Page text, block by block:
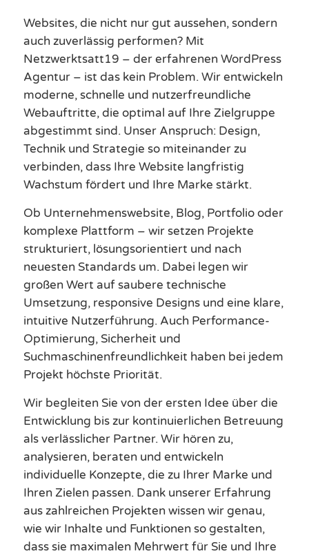
Websites, die nicht nur gut aussehen, sondern
auch zuverlässig performen? Mit
Netzwerktsatt19 – der erfahrenen WordPress
Agentur – ist das kein Problem. Wir entwickeln
moderne, schnelle und nutzerfreundliche
Webauftritte, die optimal auf Ihre Zielgruppe
abgestimmt sind. Unser Anspruch: Design,
Technik und Strategie so miteinander zu
verbinden, dass Ihre Website langfristig
Wachstum fördert und Ihre Marke stärkt.
Ob Unternehmenswebsite, Blog, Portfolio oder
komplexe Plattform – wir setzen Projekte
strukturiert, lösungsorientiert und nach
neuesten Standards um. Dabei legen wir
großen Wert auf saubere technische
Umsetzung, responsive Designs und eine klare,
intuitive Nutzerführung. Auch Performance-
Optimierung, Sicherheit und
Suchmaschinenfreundlichkeit haben bei jedem
Projekt höchste Priorität.
Wir begleiten Sie von der ersten Idee über die
Entwicklung bis zur kontinuierlichen Betreuung
als verlässlicher Partner. Wir hören zu,
analysieren, beraten und entwickeln
individuelle Konzepte, die zu Ihrer Marke und
Ihren Zielen passen. Dank unserer Erfahrung
aus zahlreichen Projekten wissen wir genau,
wie wir Inhalte und Funktionen so gestalten,
dass sie maximalen Mehrwert für Sie und Ihre